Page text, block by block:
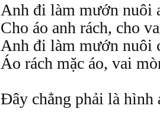
Anh đi làm mướn nuôi
Cho áo anh rách, cho
Anh đi làm mướn nuôi
Áo rách mặc áo, vai
Đây chẳng phải là hình